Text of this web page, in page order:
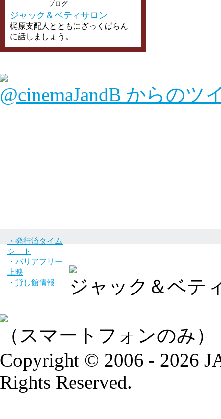
ブログ
ジャック＆ベティサロン
梶原支配人とともにざっくばらん
に話しましょう。
@cinemaJandB からのツ
・発行済タイム
シート
・バリアフリー
上映
・貸し館情報
ジャック＆ベテ
（スマートフォンのみ）
Copyright © 2006 - 2026
Rights Reserved.